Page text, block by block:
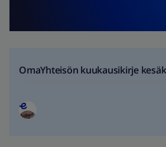
OmaYhteisön kuukausikirje